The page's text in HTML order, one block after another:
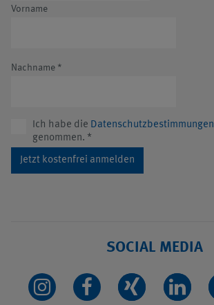
Vorname
Nachname *
Ich habe die Datenschutzbestimmungen
genommen. *
Jetzt kostenfrei anmelden
SOCIAL MEDIA